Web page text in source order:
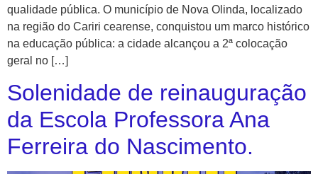
qualidade pública. O município de Nova Olinda, localizado
na região do Cariri cearense, conquistou um marco histórico
na educação pública: a cidade alcançou a 2ª colocação
geral no […]
Solenidade de reinauguração
da Escola Professora Ana
Ferreira do Nascimento.